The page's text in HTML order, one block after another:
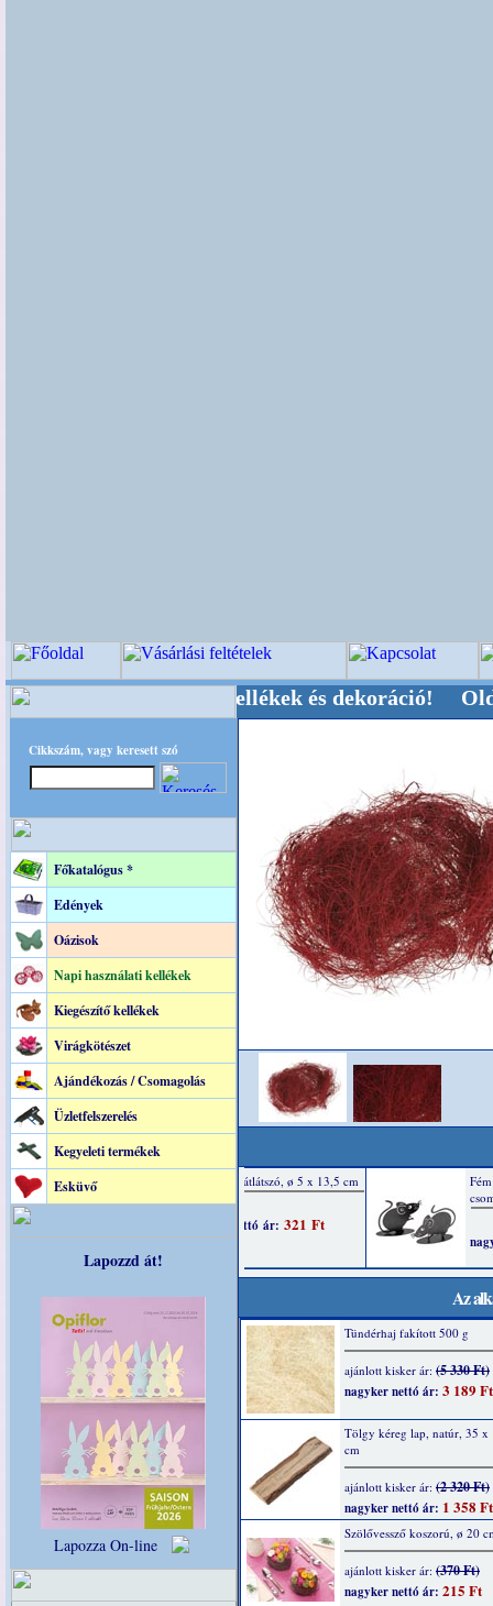
Cikkszám, vagy keresett szó
Főkatalógus *
Edények
Oázisok
Napi használati kellékek
Kiegészítő kellékek
Virágkötészet
Ajándékozás / Csomagolás
Üzletfelszerelés
Kegyeleti termékek
Esküvő
Lapozzd át!
Lapozza On-line
, Kegyeleti-kellékek és dekoráció!
Az
Tündérhaj fakított 500 g
ajánlott kisker ár: (5 330 Ft)
nagyker nettó ár: 3 189 Ft
Tölgy kéreg lap, natúr, 35 x
cm
ajánlott kisker ár: (2 320 Ft)
nagyker nettó ár: 1 358 Ft
Szölővessző koszorú, ø 20
ajánlott kisker ár: (370 Ft)
nagyker nettó ár: 215 Ft